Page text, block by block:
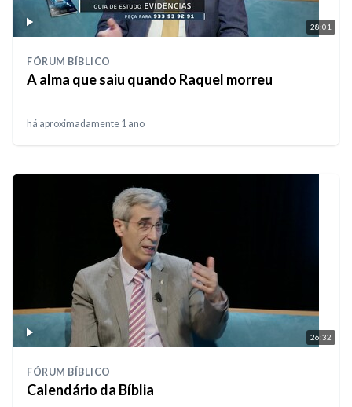
28:01
FÓRUM BÍBLICO
A alma que saiu quando Raquel morreu
há aproximadamente 1 ano
26:32
FÓRUM BÍBLICO
Calendário da Bíblia